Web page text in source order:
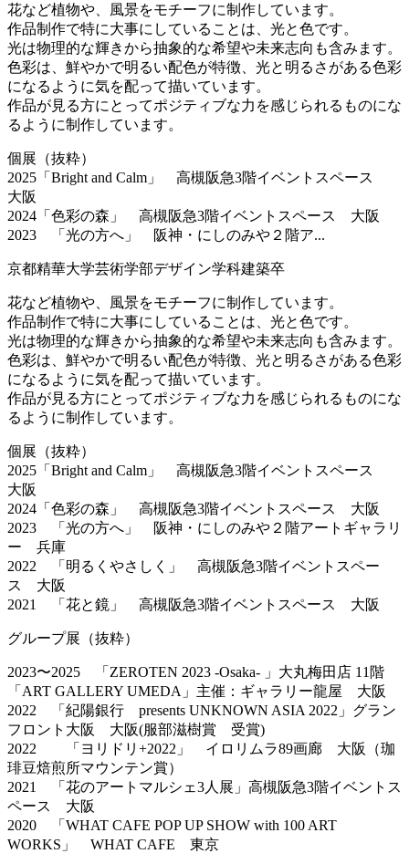
花など植物や、風景をモチーフに制作しています。
作品制作で特に大事にしていることは、光と色です。
光は物理的な輝きから抽象的な希望や未来志向も含みます。
色彩は、鮮やかで明るい配色が特徴、光と明るさがある色彩
になるように気を配って描いています。
作品が見る方にとってポジティブな力を感じられるものにな
るように制作しています。
個展（抜粋）
2025「Bright and Calm」 高槻阪急3階イベントスペース
大阪
2024「色彩の森」 高槻阪急3階イベントスペース 大阪
2023 「光の方へ」 阪神・にしのみや２階ア...
京都精華大学芸術学部デザイン学科建築卒
花など植物や、風景をモチーフに制作しています。
作品制作で特に大事にしていることは、光と色です。
光は物理的な輝きから抽象的な希望や未来志向も含みます。
色彩は、鮮やかで明るい配色が特徴、光と明るさがある色彩
になるように気を配って描いています。
作品が見る方にとってポジティブな力を感じられるものにな
るように制作しています。
個展（抜粋）
2025「Bright and Calm」 高槻阪急3階イベントスペース
大阪
2024「色彩の森」 高槻阪急3階イベントスペース 大阪
2023 「光の方へ」 阪神・にしのみや２階アートギャラリ
ー 兵庫
2022 「明るくやさしく」 高槻阪急3階イベントスペー
ス 大阪
2021 「花と鏡」 高槻阪急3階イベントスペース 大阪
グループ展（抜粋）
2023〜2025 「ZEROTEN 2023 -Osaka- 」大丸梅田店 11階
「ART GALLERY UMEDA」主催：ギャラリー龍屋 大阪
2022 「紀陽銀行 presents UNKNOWN ASIA 2022」グラン
フロント大阪 大阪(服部滋樹賞 受賞)
2022 「ヨリドリ+2022」 イロリムラ89画廊 大阪（珈
琲豆焙煎所マウンテン賞）
2021 「花のアートマルシェ3人展」高槻阪急3階イベントス
ペース 大阪
2020 「WHAT CAFE POP UP SHOW with 100 ART
WORKS」 WHAT CAFE 東京